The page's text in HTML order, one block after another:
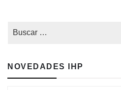
NOVEDADES IHP